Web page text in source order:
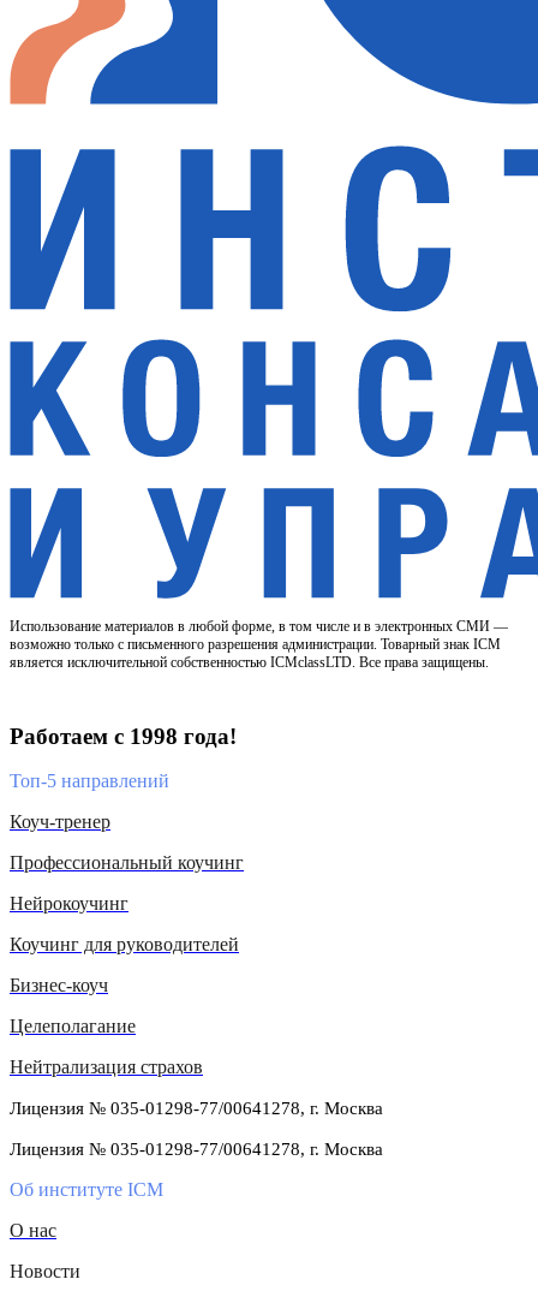
Использование материалов в любой форме, в том числе и в электронных СМИ —
возможно только с письменного разрешения администрации. Товарный знак ICM
является исключительной собственностью ICMclassLTD. Все права защищены.
Работаем с 1998 года!
Топ-5 направлений
Коуч-тренер
Профессиональный коучинг
Нейрокоучинг
Коучинг для руководителей
Бизнес-коуч
Целеполагание
Нейтрализация страхов
Лицензия № 035-01298-77/00641278, г. Москва
Лицензия № 035-01298-77/00641278, г. Москва
Об институте ICM
О нас
Новости